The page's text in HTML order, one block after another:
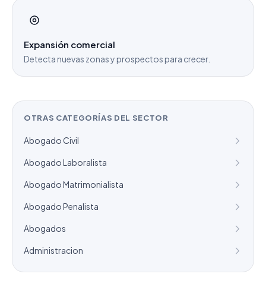
Expansión comercial
Detecta nuevas zonas y prospectos para crecer.
OTRAS CATEGORÍAS DEL SECTOR
Abogado Civil
Abogado Laboralista
Abogado Matrimonialista
Abogado Penalista
Abogados
Administracion